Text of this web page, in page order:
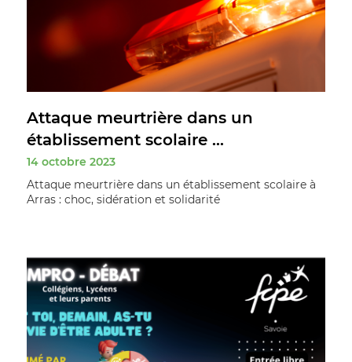
Attaque meurtrière dans un
établissement scolaire ...
14 octobre 2023
Attaque meurtrière dans un établissement scolaire à
Arras : choc, sidération et solidarité